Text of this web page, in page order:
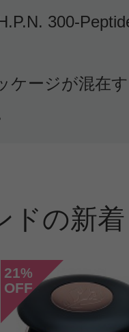
／60代以上
/シミ・そばか
クリーム
し心配です。
300-
ケージが混在
ドの新
21%
OFF